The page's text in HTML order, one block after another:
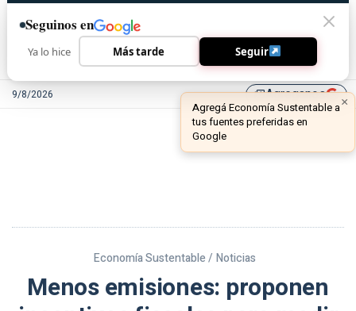
9/8/2026 library_addAgreganos
Economía Sustentable / Noticias
Menos emisiones: proponen
Seguinos en
Ya lo hice Más tarde Seguir